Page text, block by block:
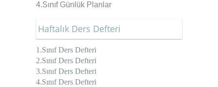
4.Sınıf Günlük Planlar
Haftalık Ders Defteri
1.Sınıf Ders Defteri
2.Sınıf Ders Defteri
3.Sınıf Ders Defteri
4.Sınıf Ders Defteri